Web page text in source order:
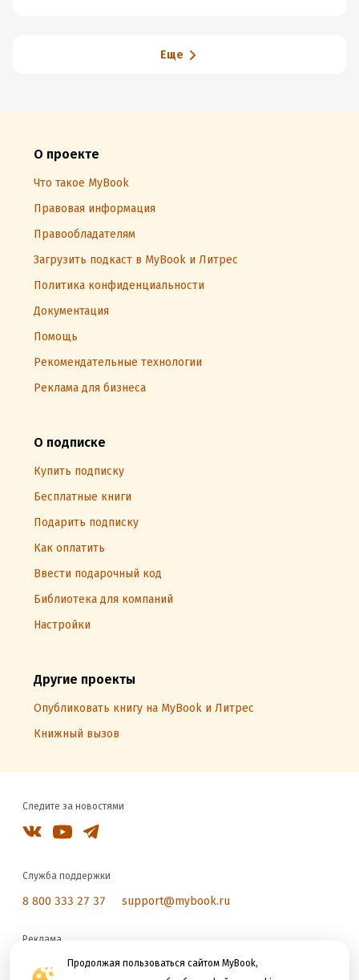
Продолжая пользоваться сайтом MyBook,
Еще
О проекте
Что такое MyBook
Правовая информация
Правообладателям
Загрузить подкаст в MyBook и Литрес
Политика конфиденциальности
Документация
Помощь
Рекомендательные технологии
Реклама для бизнеса
О подписке
Купить подписку
Бесплатные книги
Подарить подписку
Как оплатить
Ввести подарочный код
Библиотека для компаний
Настройки
Другие проекты
Опубликовать книгу на MyBook и Литрес
Книжный вызов
Следите за новостями
Служба поддержки
8 800 333 27 37 support@mybook.ru
Реклама
reklama@litres.ru